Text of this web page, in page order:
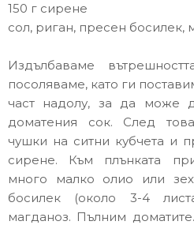
150 г сирене
сол, риган, пресен босилек,
Издълбаваме
посоляваме, като ги
част надолу, за да може
доматения сок. След
чушки на ситни кубчета и
сирене. Към плънката
много малко олио или
босилек (около 3-4
магданоз. Пълним